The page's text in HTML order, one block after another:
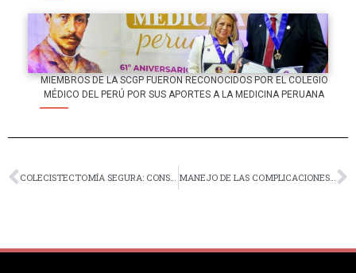
MIEMBROS DE LA SCGP FUERON RECONOCIDOS POR EL COLEGIO
MÉDICO DEL PERÚ POR SUS APORTES A LA MEDICINA PERUANA
COLECISTECTOMÍA SEGURA: CONSENSO PARA PREVENIR LA LESIÓN DE VÍA BILIAR MANEJO DE LAS COMPLICACIONES EN CIRUGÍA BARIÁTRICA